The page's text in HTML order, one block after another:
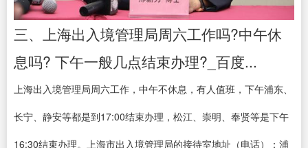
三、上海出入境管理局周六工作吗?中午休
息吗? 下午一般几点结束办理?_百度...
上海出入境管理局周六工作，中午不休息，有人值班，下午浦东、
长宁、静安等都是到17:00结束办理，松江、崇明、奉贤等是下午
16:30结束办理。上海市出入境管理局的接待室地址（电话）：浦